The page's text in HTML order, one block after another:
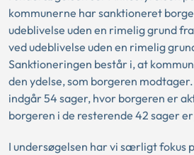
kommunerne har sanktioneret
udeblivelse uden en rimelig grund
ved udeblivelse uden en rimelig
Sanktioneringen består i, at
den ydelse, som borgeren
indgår 54 sager, hvor borgeren er
borgeren i de resterende 42 sager
I undersøgelsen har vi særligt fokus